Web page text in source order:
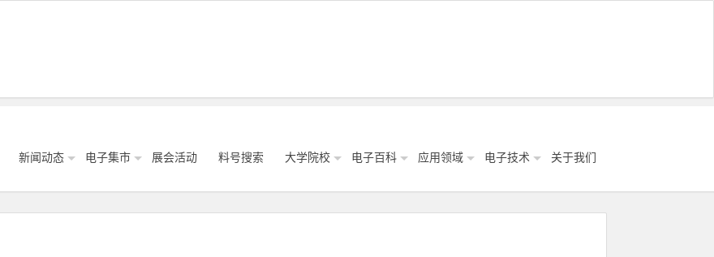
新闻动态 电子集市 展会活动 料号搜索 大学院校 电子百科 应用领域 电子技术 关于我们